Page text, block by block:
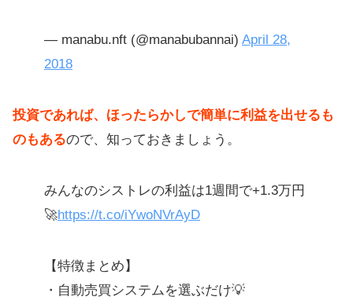
— manabu.nft (@manabubannai) April 28,
2018
投資であれば、ほったらかしで簡単に利益を出せるも
のもあるので、知っておきましょう。
みんなのシストレの利益は1週間で+1.3万円
🚀https://t.co/iYwoNVrAyD
【特徴まとめ】
・自動売買システムを選ぶだけ💡